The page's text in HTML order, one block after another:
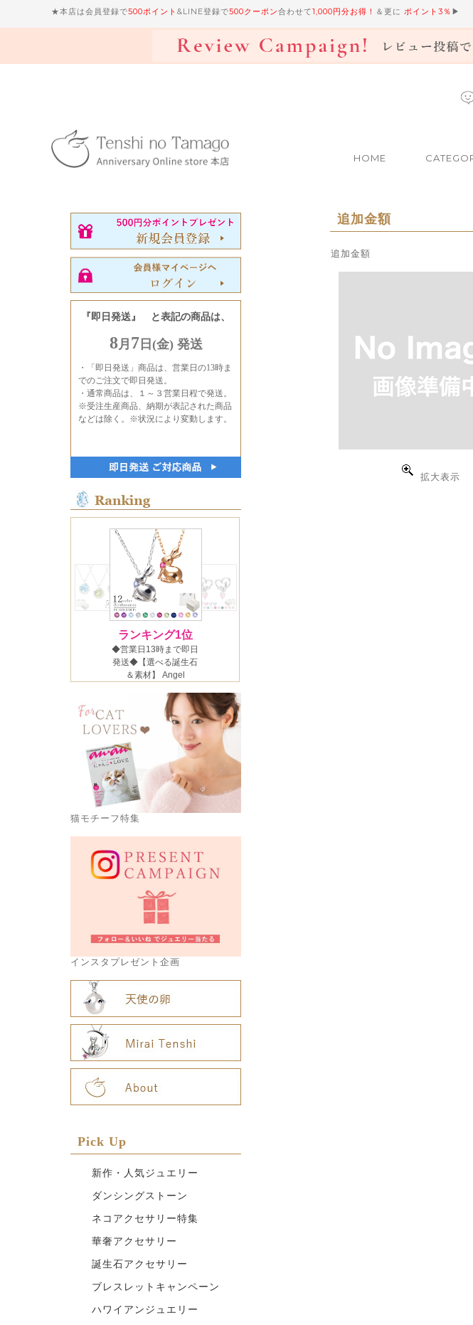
★本店は会員登録で500ポイント &LINE登録で500クーポン合わせて1,000円分お得！ ＆更に ポイント3％ ▶
HOME
猫モチーフ特集
インスタプレゼント企画
Pick Up
新作・人気ジュエリー
ダンシングストーン
ネコアクセサリー特集
華奢アクセサリー
誕生石アクセサリー
ブレスレットキャンペーン
ハワイアンジュエリー
追加金額
追加金額
拡大表示